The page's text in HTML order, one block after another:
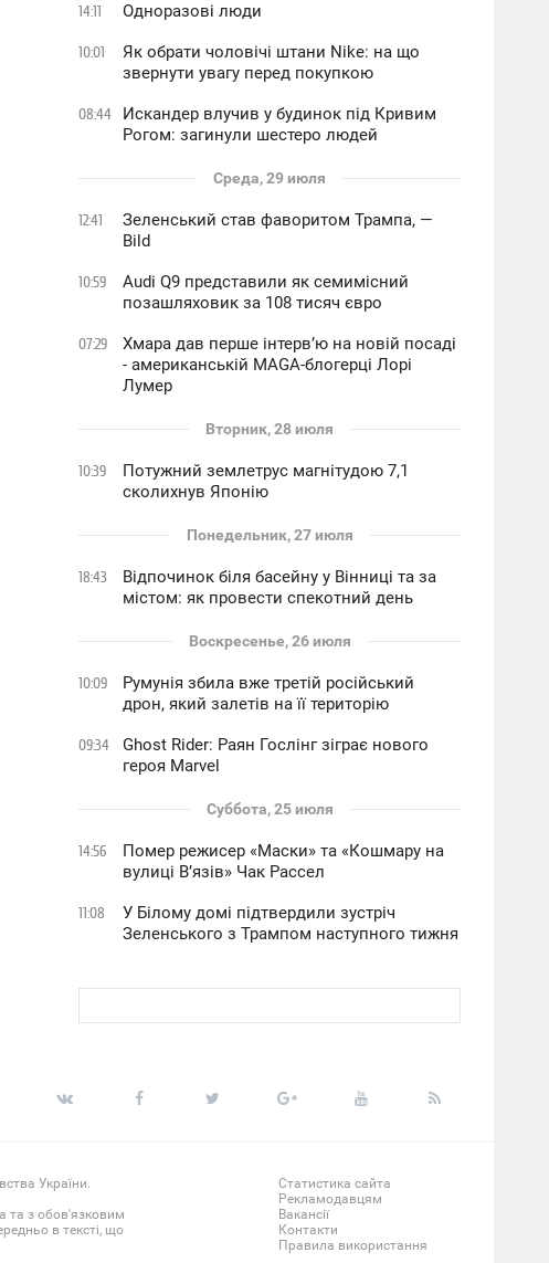
14:11 Одноразові люди
10:01
Як обрати чоловічі штани Nike: на що
звернути увагу перед покупкою
08:44
Искандер влучив у будинок під Кривим
Рогом: загинули шестеро людей
Среда, 29 июля
12:41
Зеленський став фаворитом Трампа, —
Bild
10:59
Audi Q9 представили як семимісний
позашляховик за 108 тисяч євро
07:29
Хмара дав перше інтервʼю на новій посаді
- американській MAGA-блогерці Лорі
Лумер
Вторник, 28 июля
10:39
Потужний землетрус магнітудою 7,1
сколихнув Японію
Понедельник, 27 июля
18:43
Відпочинок біля басейну у Вінниці та за
містом: як провести спекотний день
Воскресенье, 26 июля
10:09
Румунія збила вже третій російський
дрон, який залетів на її територію
09:34
Ghost Rider: Раян Гослінг зіграє нового
героя Marvel
Суббота, 25 июля
14:56
Помер режисер «Маски» та «Кошмару на
вулиці В’язів» Чак Рассел
11:08
У Білому домі підтвердили зустріч
Зеленського з Трампом наступного тижня
Статистика сайта
Рекламодавцям
Вакансії
Контакти
Правила використання
України.
та з обов'язковим
в тексті, що